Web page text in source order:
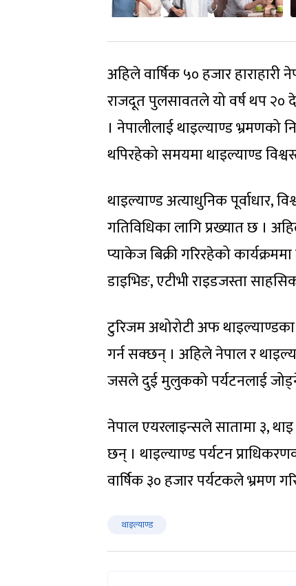
अहिले वार्षिक ५० हजार हाराहारी
राजदूत पुलसावतले यो वर्ष थप २०
। नेपालीलाई थाइल्याण्ड भ्रमणको
थपिरहेको समयमा थाइल्याण्ड
थाइल्याण्ड अत्याधुनिक पूर्वाधार,
गतिविधिका लागि प्रख्यात छ ।
प्याकेज बिक्री गरिरहेको
डाइभिङ, एटीभी राइडजस्ता
टुरिजम अथोरोटी अफ
गर्न सक्छन् । अहिले नेपाल र
जसले दुई मुलुकको पर्यटनलाई
नेपाल एयरलाइन्सले सातामा ३,
छन् । थाइल्याण्ड पर्यटन
वार्षिक ३० हजार पर्यटकले भ्रमण
थाइल्याण्ड